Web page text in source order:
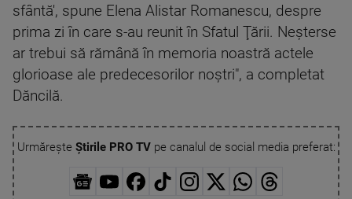
sfântă', spune Elena Alistar Romanescu, despre
prima zi în care s-au reunit în Sfatul Ţării. Neşterse
ar trebui să rămână în memoria noastră actele
glorioase ale predecesorilor noştri", a completat
Dăncilă.
Urmărește Știrile PRO TVpe canalul de social media preferat: